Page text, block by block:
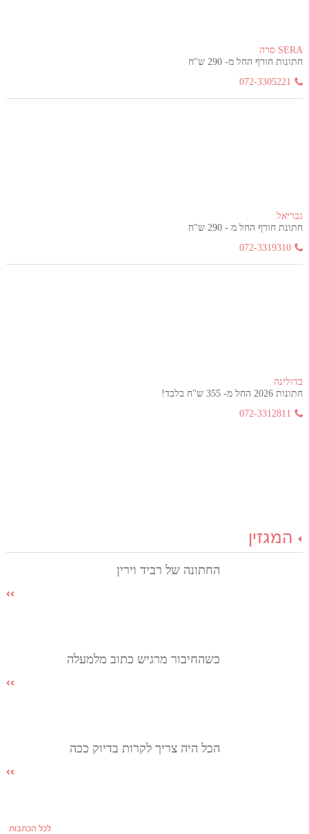
SERA סרה
חתונות חורף החל מ- 290 ש"ח
072-3305221
גבריאל
חתונת חורף החל מ - 290 ש"ח
072-3319310
בדולינה
חתונות 2026 החל מ- 355 ש"ח בלבד!
072-3312811
המגזין
החתונה של רביד וירין
כשהחיבור מרגיש כתוב מלמעלה
הכל היה צריך לקרות בדיוק ככה
לכל הכתבות